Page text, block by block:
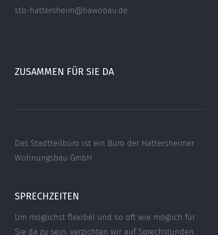
stb-hattersheim@hawobau.de
ZUSAMMEN FÜR SIE DA
Das Stadtteilbüro ist ein Büro der Hattersheimer
Wohnungsbau GmbH
SPRECHZEITEN
Um möglichst flexibel und so oft wie möglich für
Sie da zu sein, verzichten wir auf Sprechstunden.